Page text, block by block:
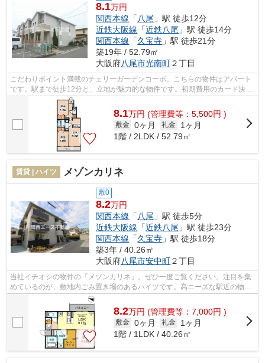
8.1万円
関西本線 「 八尾 」駅 徒歩12分
近鉄大阪線 「近鉄八尾 」駅 徒歩14分
関西本線 「久宝寺 」駅 徒歩21分
築19年 / 52.79㎡
大阪府八尾市光南町２丁目
こだわりポイント満載のチェリーガーデンコーポ。こちらの物件はアパート
です。駅まで徒歩12分と、立地が魅力的な物件です。初期費用のカード決済
ができます。様々なニーズに合った物...
8.1万円 (管理費等：5,500円 )
敷金 0ヶ月 礼金
1ヶ月
1階 / 2LDK / 52.79㎡
賃貸 | ハイツ メゾンカリネ
敷0
8.2万円
関西本線 「 八尾 」駅 徒歩5分
近鉄大阪線 「近鉄八尾 」駅 徒歩23分
関西本線 「久宝寺 」駅 徒歩18分
築3年 / 40.26㎡
大阪府八尾市安中町２丁目
当社イチオシの物件の「メゾンカリネ」。ぜひ一度ご覧ください。注目を集
めているのが、敷地内ごみ置き場のあるハイツです。高ニーズな駅近の物件
で、徒歩5分で駅に行くことができます...
8.2万円 (管理費等：7,000円 )
敷金 0ヶ月 礼金
1ヶ月
1階 / 1LDK / 40.26㎡